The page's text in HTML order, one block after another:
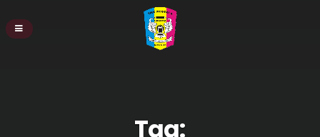
Tag: